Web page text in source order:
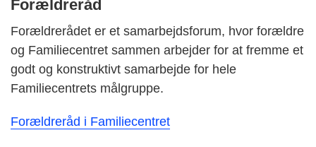
Forældreråd
Forældrerådet er et samarbejdsforum, hvor forældre
og Familiecentret sammen arbejder for at fremme et
godt og konstruktivt samarbejde for hele
Familiecentrets målgruppe.
Forældreråd i Familiecentret